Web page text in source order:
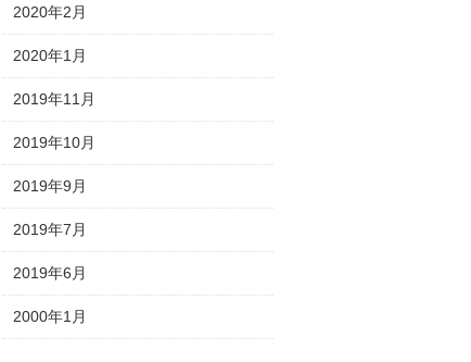
2020年2月
2020年1月
2019年11月
2019年10月
2019年9月
2019年7月
2019年6月
2000年1月